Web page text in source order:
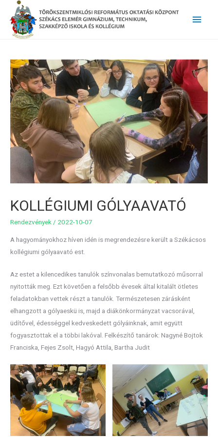
Main
KOLLÉGIUMI GÓLYAAVATÓ
Rendezvények / 2022-10-07
A hagyományokhoz híven idén is megrendezésre került a Székácsos
kollégiumi gólyaavató est.
Az estet a kilencedikes tanulók színvonalas bemutatkozó műsorral
nyitották meg. Ezt követően a felsőbb évesek által kitalált ötletes
feladatokban vettek részt a tanulók. Természetesen zárásként
elhangzott a gólyaeskü is, majd a diákönkormányzat vacsorával,
üdítővel, édességgel kedveskedett gólyáinknak, amit együtt
fogyasztottak el a többi lakóval. Felkészítő tanárok: Nagyné Bojtok
Franciska, Fejes Zsolt, Hagyó Attila, Bartha Judit